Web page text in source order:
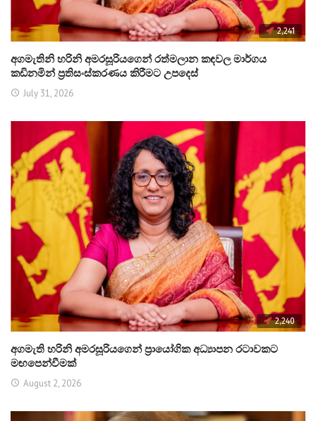
2,241
අගමැතිනි හරිනි අමරසූරියගෙන් රත්මලාන කඳවල මාර්ගය
කඩිනමින් ප්‍රතිසංස්කරණය කිරීමට උපදෙස්
July 31, 2026
2,240
අගමැති හරිනි අමරසූරියගෙන් ප්‍රායෝගික අධ්‍යාපන රටාවකට
මඟපෙන්වීමක්
August 2, 2026